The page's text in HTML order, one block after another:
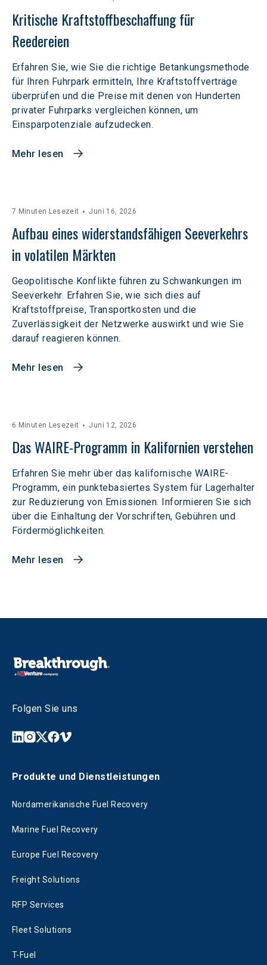
Kritische Kraftstoffbeschaffung für
Reedereien
Erfahren Sie, wie Sie die richtige Betankungsmethode
für Ihren Fuhrpark ermitteln, Ihre Kraftstoffverträge
überprüfen und die Preise mit denen von Hunderten
privater Fuhrparks vergleichen können, um
Einsparpotenziale aufzudecken.
Mehr lesen
7 Minuten Lesezeit Juni 16, 2026
Aufbau eines widerstandsfähigen Seeverkehrs
in volatilen Märkten
Geopolitische Konflikte führen zu Schwankungen im
Seeverkehr. Erfahren Sie, wie sich dies auf
Kraftstoffpreise, Transportkosten und die
Zuverlässigkeit der Netzwerke auswirkt und wie Sie
darauf reagieren können.
Mehr lesen
6 Minuten Lesezeit Juni 12, 2026
Das WAIRE-Programm in Kalifornien verstehen
Erfahren Sie mehr über das kalifornische WAIRE-
Programm, ein punktebasiertes System für Lagerhalter
zur Reduzierung von Emissionen. Informieren Sie sich
über die Einhaltung der Vorschriften, Gebühren und
Fördermöglichkeiten.
Mehr lesen
Folgen Sie uns
Produkte und Dienstleistungen
Nordamerikanische Fuel Recovery
Marine Fuel Recovery
Europe Fuel Recovery
Freight Solutions
RFP Services
Fleet Solutions
T-Fuel